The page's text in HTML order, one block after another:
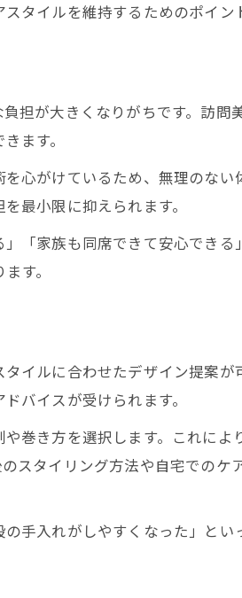
で安心感を得る事前確認リスト
合わせた訪問美容活用法
で髪質改善パーマを叶える秘訣
容師が勧める髪質別パーマの選び方
望に合う訪問美容サービスの探し
で好みのスタイルを伝えるコツ
を利用した髪質や悩み別の対応法
師がやりにくい客の特徴を解説
向かない髪質でも訪問美容は可能
でのパーマ失敗を防ぐ注意点
の疑問は事前相談で解決可能
容で理想のパーマを実現する秘訣
タイルを維持するためのポイン
担が大きくなりがちです。訪
ます。
心がけているため、無理のない
最小限に抑えられます。
「家族も同席できて安心でき
す。
イルに合わせたデザイン提案
バイスが受けられます。
巻き方を選択します。これに
スタイリング方法や自宅での
手入れがしやすくなった」と